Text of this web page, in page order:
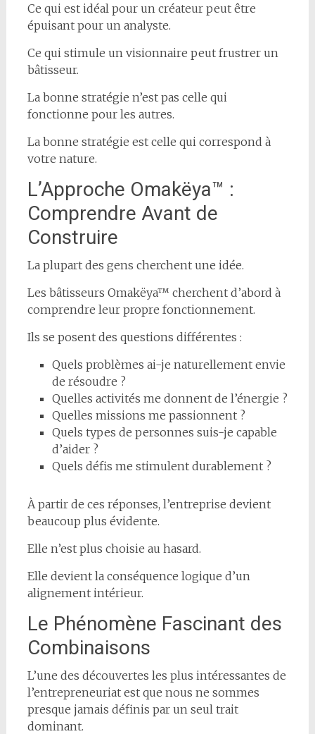
Ce qui est idéal pour un créateur peut être
épuisant pour un analyste.
Ce qui stimule un visionnaire peut frustrer un
bâtisseur.
La bonne stratégie n’est pas celle qui
fonctionne pour les autres.
La bonne stratégie est celle qui correspond à
votre nature.
L’Approche Omakëya™ :
Comprendre Avant de
Construire
La plupart des gens cherchent une idée.
Les bâtisseurs Omakëya™ cherchent d’abord à
comprendre leur propre fonctionnement.
Ils se posent des questions différentes :
Quels problèmes ai-je naturellement envie
de résoudre ?
Quelles activités me donnent de l’énergie ?
Quelles missions me passionnent ?
Quels types de personnes suis-je capable
d’aider ?
Quels défis me stimulent durablement ?
À partir de ces réponses, l’entreprise devient
beaucoup plus évidente.
Elle n’est plus choisie au hasard.
Elle devient la conséquence logique d’un
alignement intérieur.
Le Phénomène Fascinant des
Combinaisons
L’une des découvertes les plus intéressantes de
l’entrepreneuriat est que nous ne sommes
presque jamais définis par un seul trait
dominant.